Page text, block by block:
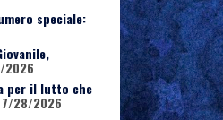
speciale:
per il lutto che
28/2026